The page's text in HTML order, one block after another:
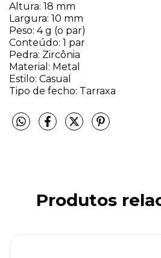
Altura: 18 mm
Largura: 10 mm
Peso: 4 g (o par)
Conteúdo: 1 par
Pedra: Zircônia
Material: Metal
Estilo: Casual
Tipo de fecho: Tarraxa
Produtos